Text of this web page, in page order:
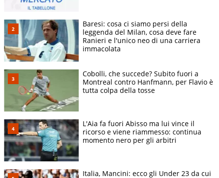
Baresi: cosa ci siamo persi della
leggenda del Milan, cosa deve fare
Ranieri e l'unico neo di una carriera
immacolata
Cobolli, che succede? Subito fuori a
Montreal contro Hanfmann, per Flavio è
tutta colpa della tosse
L'Aia fa fuori Abisso ma lui vince il
ricorso e viene riammesso: continua
momento nero per gli arbitri
Italia, Mancini: ecco gli Under 23 da cui